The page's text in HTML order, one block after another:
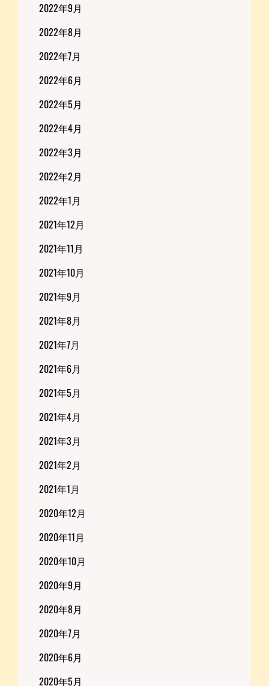
2022年9月
2022年8月
2022年7月
2022年6月
2022年5月
2022年4月
2022年3月
2022年2月
2022年1月
2021年12月
2021年11月
2021年10月
2021年9月
2021年8月
2021年7月
2021年6月
2021年5月
2021年4月
2021年3月
2021年2月
2021年1月
2020年12月
2020年11月
2020年10月
2020年9月
2020年8月
2020年7月
2020年6月
2020年5月